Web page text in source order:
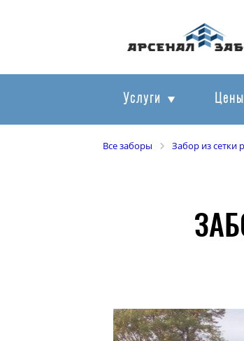
Услуги Цены
Все заборы Забор из сетки